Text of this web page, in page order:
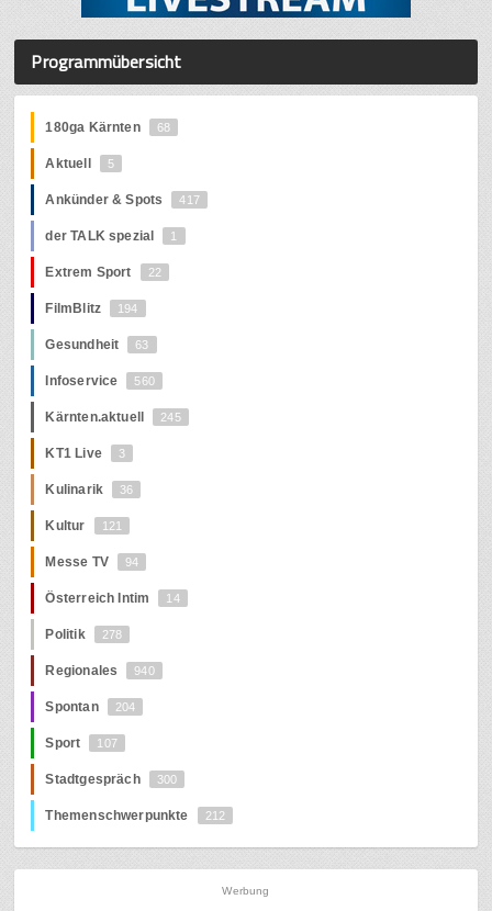
Programmübersicht
180ga Kärnten 68
Aktuell 5
Ankünder & Spots 417
der TALK spezial 1
Extrem Sport 22
FilmBlitz 194
Gesundheit 63
Infoservice 560
Kärnten.aktuell 245
KT1 Live 3
Kulinarik 36
Kultur 121
Messe TV 94
Österreich Intim 14
Politik 278
Regionales 940
Spontan 204
Sport 107
Stadtgespräch 300
Themenschwerpunkte 212
Werbung